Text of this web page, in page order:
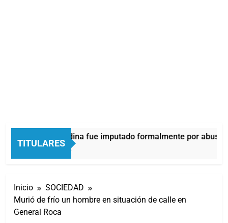
TITULARES
Thiago Medina fue imputado formalmente por abuso
5 Minutos Atrás
Inicio
SOCIEDAD
Murió de frío un hombre en situación de calle en
General Roca